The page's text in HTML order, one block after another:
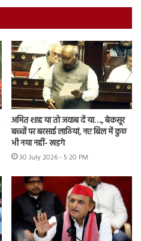
अमित शाह या तो जवाब दें या…., बेकसूर
बच्चों पर बरसाई लाठियां, नए बिल में कुछ
भी नया नहीं- खड़गे
30 July 2026 - 5:20 PM